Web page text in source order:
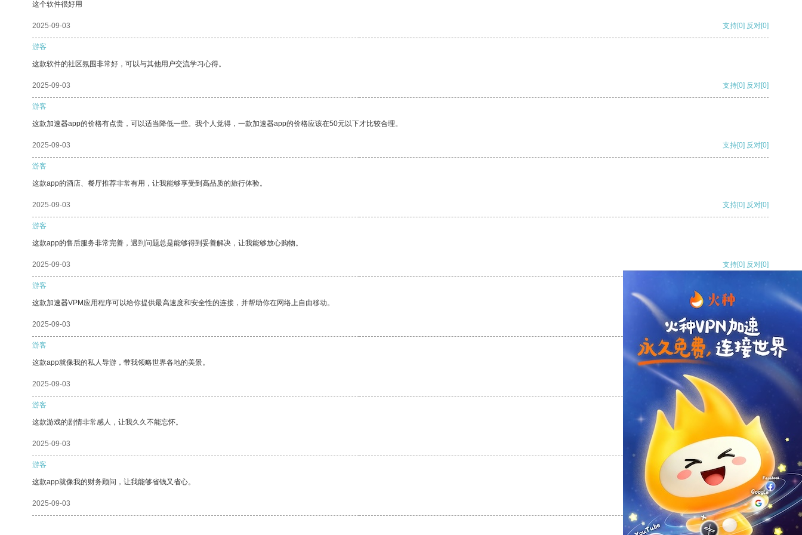
这个软件很好用
2025-09-03 支持[0] 反对[0]
游客
这款软件的社区氛围非常好，可以与其他用户交流学习心得。
2025-09-03 支持[0] 反对[0]
游客
这款加速器app的价格有点贵，可以适当降低一些。我个人觉得，一款加速器app的价格应该在50元以下才比较合理。
2025-09-03 支持[0] 反对[0]
游客
这款app的酒店、餐厅推荐非常有用，让我能够享受到高品质的旅行体验。
2025-09-03 支持[0] 反对[0]
游客
这款app的售后服务非常完善，遇到问题总是能够得到妥善解决，让我能够放心购物。
2025-09-03 支持[0] 反对[0]
游客
这款加速器VPM应用程序可以给你提供最高速度和安全性的连接，并帮助你在网络上自由移动。
2025-09-03 支持[0] 反对
游客
这款app就像我的私人导游，带我领略世界各地的美景。
2025-09-03 支持
游客
这款游戏的剧情非常感人，让我久久不能忘怀。
2025-09-03 反对 [0]
游客
这款app就像我的财务顾问，让我能够省钱又省心。
2025-09-03 支持[0] 反对[0]